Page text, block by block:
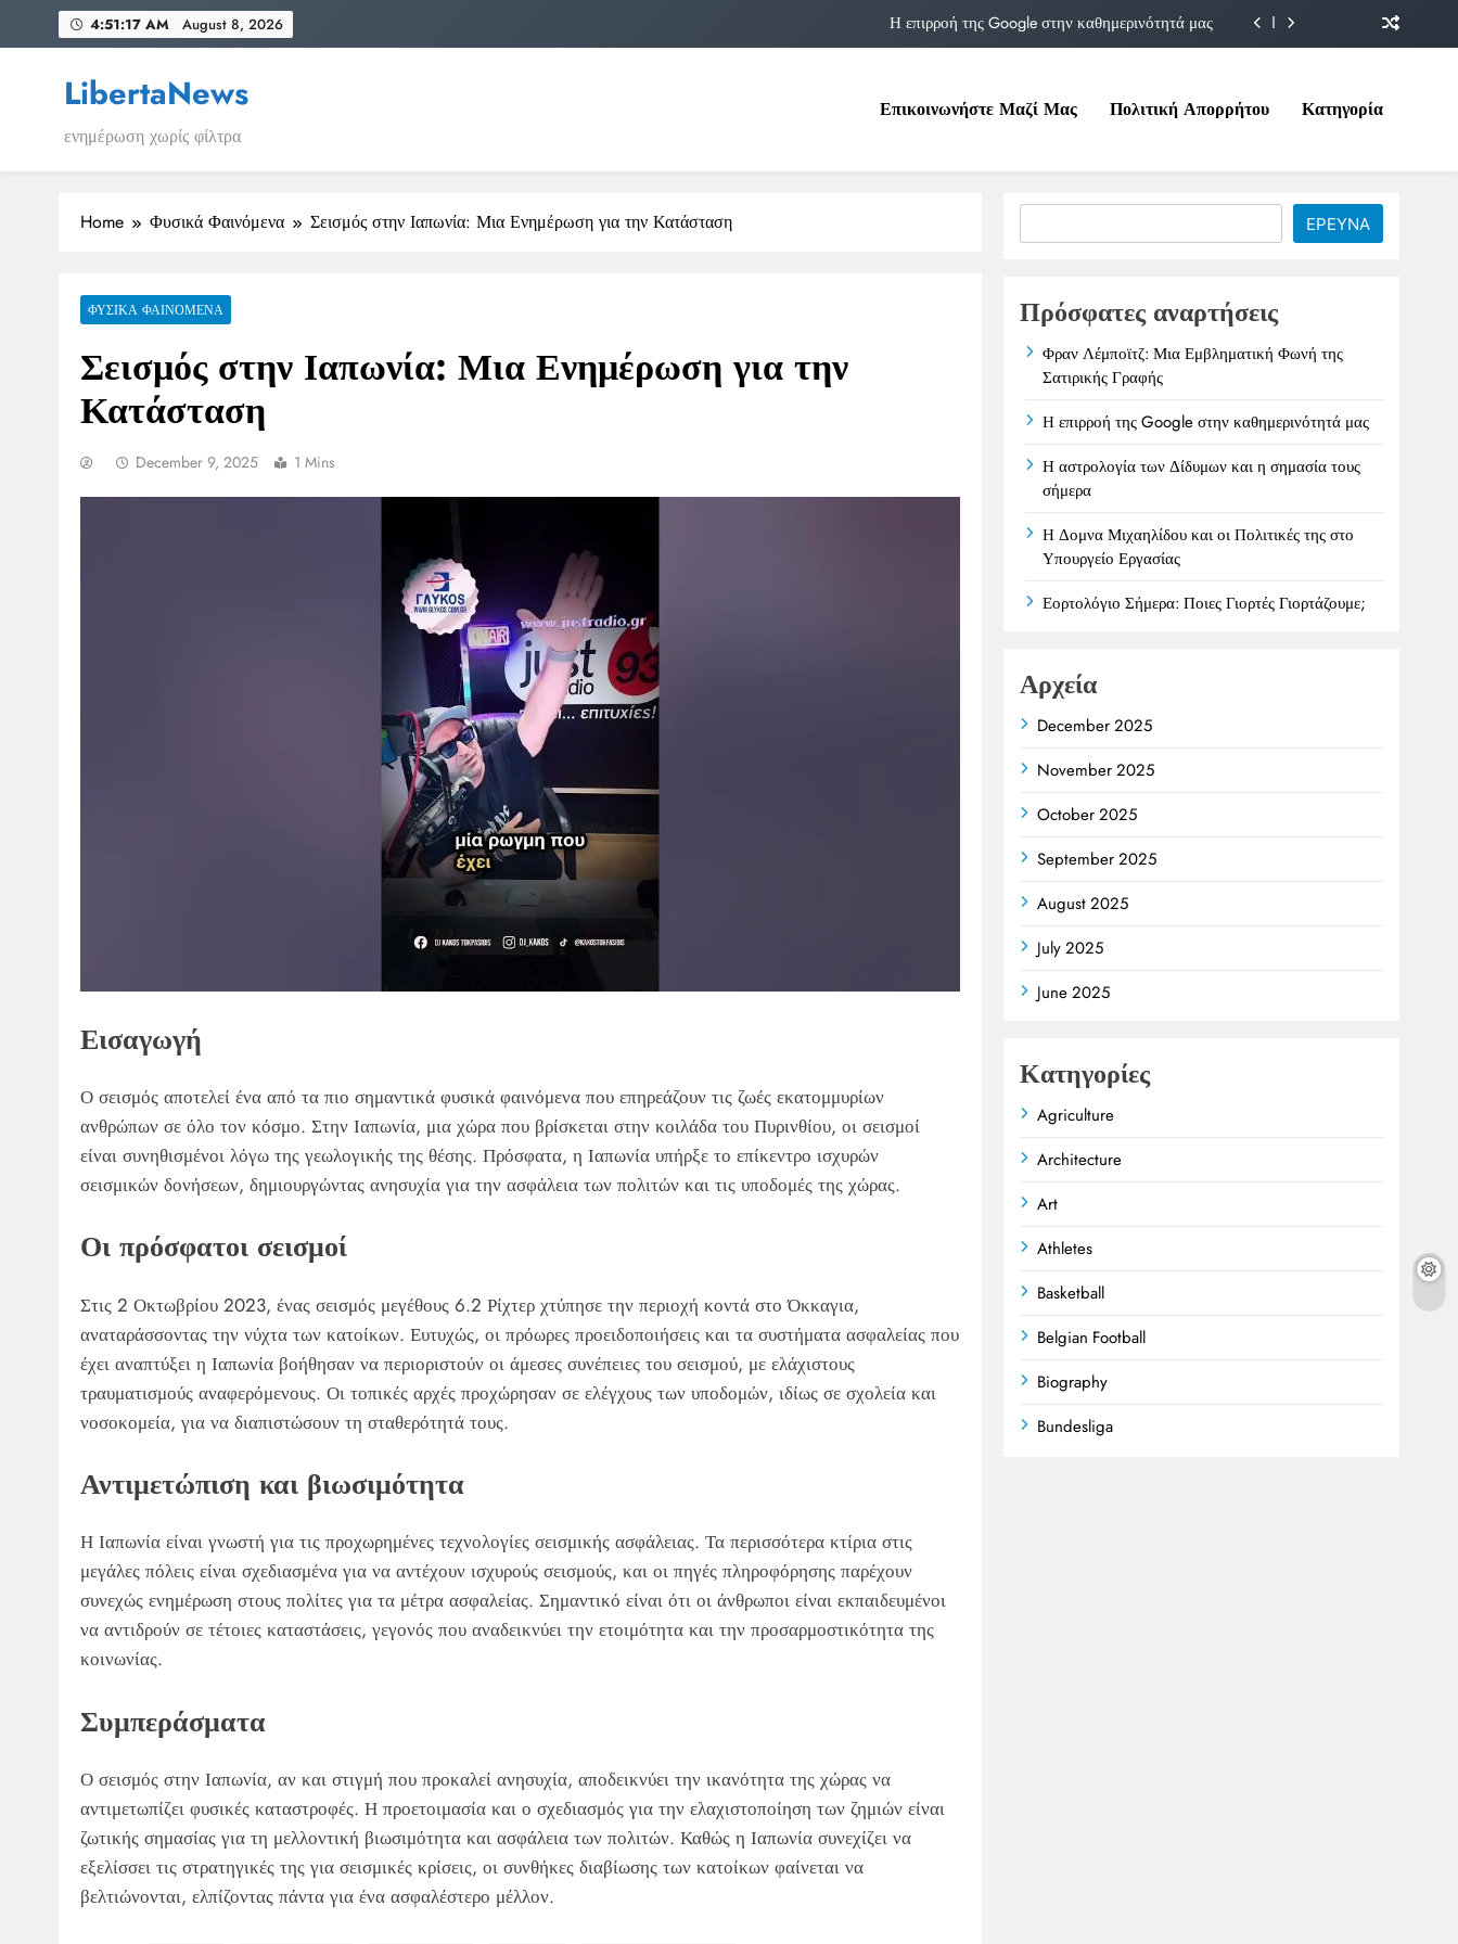
4:51:17 AM August 8, 2026
Η επιρροή της Google στην καθημερινότητά μας
Η Δομνα Μιχαηλίδου και οι Πολιτικές της στο Υπουργείο Εργασίας
Η επιρροή της Google στην καθημερινότητά μας
Η αστρολογία των Δίδυμων και η σημασία τους σήμερα
LibertaNews
ενημέρωση χωρίς φίλτρα
Επικοινωνήστε Μαζί Μας Πολιτική Απορρήτου Κατηγορία
Home Φυσικά Φαινόμενα Σεισμός στην Ιαπωνία: Μια Ενημέρωση για την Κατάσταση
ΦΥΣΙΚΆ ΦΑΙΝΌΜΕΝΑ
Σεισμός στην Ιαπωνία: Μια Ενημέρωση για την
Κατάσταση
December 9, 2025 1 Mins
Εισαγωγή
Ο σεισμός αποτελεί ένα από τα πιο σημαντικά φυσικά φαινόμενα που επηρεάζουν τις ζωές εκατομμυρίων
ανθρώπων σε όλο τον κόσμο. Στην Ιαπωνία, μια χώρα που βρίσκεται στην κοιλάδα του Πυρινθίου, οι σεισμοί
είναι συνηθισμένοι λόγω της γεωλογικής της θέσης. Πρόσφατα, η Ιαπωνία υπήρξε το επίκεντρο ισχυρών
σεισμικών δονήσεων, δημιουργώντας ανησυχία για την ασφάλεια των πολιτών και τις υποδομές της χώρας.
Οι πρόσφατοι σεισμοί
Στις 2 Οκτωβρίου 2023, ένας σεισμός μεγέθους 6.2 Ρίχτερ χτύπησε την περιοχή κοντά στο Όκκαγια,
αναταράσσοντας την νύχτα των κατοίκων. Ευτυχώς, οι πρόωρες προειδοποιήσεις και τα συστήματα ασφαλείας που
έχει αναπτύξει η Ιαπωνία βοήθησαν να περιοριστούν οι άμεσες συνέπειες του σεισμού, με ελάχιστους
τραυματισμούς αναφερόμενους. Οι τοπικές αρχές προχώρησαν σε ελέγχους των υποδομών, ιδίως σε σχολεία και
νοσοκομεία, για να διαπιστώσουν τη σταθερότητά τους.
Αντιμετώπιση και βιωσιμότητα
Η Ιαπωνία είναι γνωστή για τις προχωρημένες τεχνολογίες σεισμικής ασφάλειας. Τα περισσότερα κτίρια στις
μεγάλες πόλεις είναι σχεδιασμένα για να αντέχουν ισχυρούς σεισμούς, και οι πηγές πληροφόρησης παρέχουν
συνεχώς ενημέρωση στους πολίτες για τα μέτρα ασφαλείας. Σημαντικό είναι ότι οι άνθρωποι είναι εκπαιδευμένοι
να αντιδρούν σε τέτοιες καταστάσεις, γεγονός που αναδεικνύει την ετοιμότητα και την προσαρμοστικότητα της
κοινωνίας.
Συμπεράσματα
Ο σεισμός στην Ιαπωνία, αν και στιγμή που προκαλεί ανησυχία, αποδεικνύει την ικανότητα της χώρας να
αντιμετωπίζει φυσικές καταστροφές. Η προετοιμασία και ο σχεδιασμός για την ελαχιστοποίηση των ζημιών είναι
ζωτικής σημασίας για τη μελλοντική βιωσιμότητα και ασφάλεια των πολιτών. Καθώς η Ιαπωνία συνεχίζει να
εξελίσσει τις στρατηγικές της για σεισμικές κρίσεις, οι συνθήκες διαβίωσης των κατοίκων φαίνεται να
βελτιώνονται, ελπίζοντας πάντα για ένα ασφαλέστερο μέλλον.
ΕΡΕΥΝΑ
Πρόσφατες αναρτήσεις
Φραν Λέμποϊτζ: Μια Εμβληματική Φωνή της
Σατιρικής Γραφής
Η επιρροή της Google στην καθημερινότητά μας
Η αστρολογία των Δίδυμων και η σημασία τους
σήμερα
Η Δομνα Μιχαηλίδου και οι Πολιτικές της στο
Υπουργείο Εργασίας
Εορτολόγιο Σήμερα: Ποιες Γιορτές Γιορτάζουμε;
Αρχεία
December 2025
November 2025
October 2025
September 2025
August 2025
July 2025
June 2025
Κατηγορίες
Agriculture
Architecture
Art
Athletes
Basketball
Belgian Football
Biography
Bundesliga